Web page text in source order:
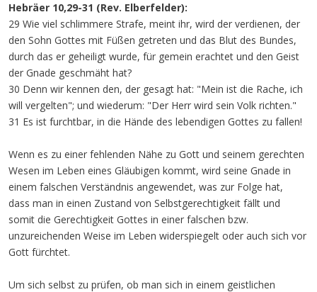
Hebräer 10,29-31 (Rev. Elberfelder):
29 Wie viel schlimmere Strafe, meint ihr, wird der verdienen, der
den Sohn Gottes mit Füßen getreten und das Blut des Bundes,
durch das er geheiligt wurde, für gemein erachtet und den Geist
der Gnade geschmäht hat?
30 Denn wir kennen den, der gesagt hat: "Mein ist die Rache, ich
will vergelten"; und wiederum: "Der Herr wird sein Volk richten."
31 Es ist furchtbar, in die Hände des lebendigen Gottes zu fallen!
Wenn es zu einer fehlenden Nähe zu Gott und seinem gerechten
Wesen im Leben eines Gläubigen kommt, wird seine Gnade in
einem falschen Verständnis angewendet, was zur Folge hat,
dass man in einen Zustand von Selbstgerechtigkeit fällt und
somit die Gerechtigkeit Gottes in einer falschen bzw.
unzureichenden Weise im Leben widerspiegelt oder auch sich vor
Gott fürchtet.
Um sich selbst zu prüfen, ob man sich in einem geistlichen